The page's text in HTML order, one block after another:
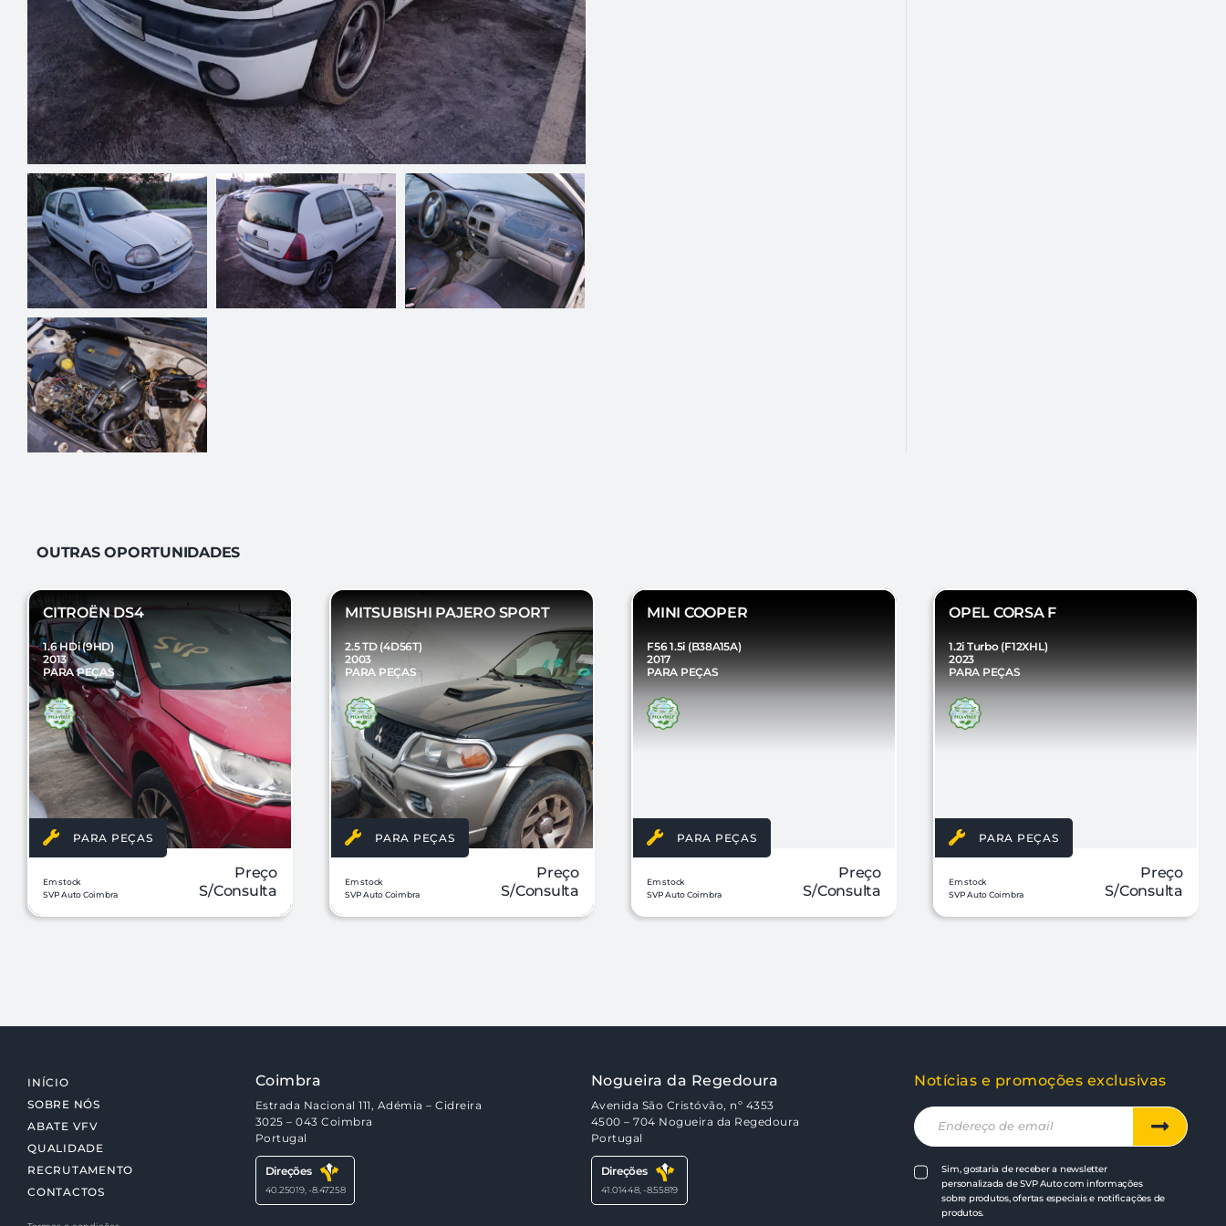
OUTRAS OPORTUNIDADES
CITROËN DS4
1.6 HDi (9HD)
2013
PARA PEÇAS
PARA PEÇAS
Em stock
SVP Auto Coimbra
Preço
S/Consulta
MITSUBISHI PAJERO SPORT
2.5 TD (4D56T)
2003
PARA PEÇAS
PARA PEÇAS
Em stock
SVP Auto Coimbra
Preço
S/Consulta
MINI COOPER
F56 1.5i (B38A15A)
2017
PARA PEÇAS
PARA PEÇAS
Em stock
SVP Auto Coimbra
Preço
S/Consulta
OPEL CORSA F
1.2i Turbo (F12XHL)
2023
PARA PEÇAS
PARA PEÇAS
Em stock
SVP Auto Coimbra
Preço
S/Consulta
INÍCIO
SOBRE NÓS
ABATE VFV
QUALIDADE
RECRUTAMENTO
CONTACTOS
Coimbra
Estrada Nacional 111, Adémia – Cidreira
3025 – 043 Coimbra
Portugal
Direções
40.25019, -8.47258
Nogueira da Regedoura
Avenida São Cristóvão, nº 4353
4500 – 704 Nogueira da Regedoura
Portugal
Direções
41.01448, -8.55819
Notícias e promoções exclusivas
Sim, gostaria de receber a newsletter
personalizada de SVP Auto com informações
sobre produtos, ofertas especiais e notificações de
produtos.